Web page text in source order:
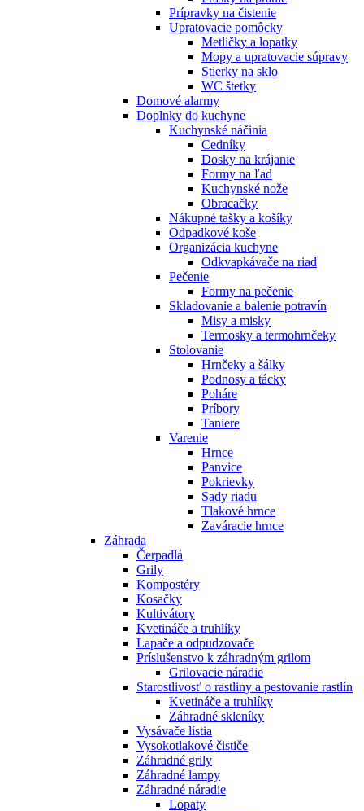
Prípravky na čistenie
Upratovacie pomôcky
Metličky a lopatky
Mopy a upratovacie súpravy
Stierky na sklo
WC štetky
Domové alarmy
Doplnky do kuchyne
Kuchynské náčinia
Cedníky
Dosky na krájanie
Formy na ľad
Kuchynské nože
Obracačky
Nákupné tašky a košíky
Odpadkové koše
Organizácia kuchyne
Odkvapkávače na riad
Pečenie
Formy na pečenie
Skladovanie a balenie potravín
Misy a misky
Termosky a termohrnčeky
Stolovanie
Hrnčeky a šálky
Podnosy a tácky
Poháre
Príbory
Taniere
Varenie
Hrnce
Panvice
Pokrievky
Sady riadu
Tlakové hrnce
Zaváracie hrnce
Záhrada
Čerpadlá
Grily
Kompostéry
Kosačky
Kultivátory
Kvetináče a truhlíky
Lapače a odpudzovače
Príslušenstvo k záhradným grilom
Grilovacie náradie
Starostlivosť o rastliny a pestovanie rastlín
Kvetináče a truhlíky
Záhradné skleníky
Vysávače lístia
Vysokotlakové čističe
Záhradné grily
Záhradné lampy
Záhradné náradie
Lopaty